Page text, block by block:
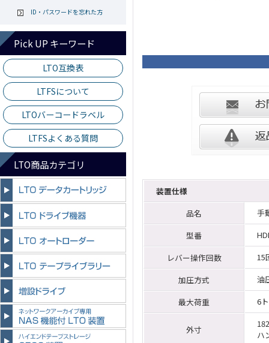
ID・パスワードを忘れた方
Pick UP キーワード
LTO互換表
LTFSについて
LTOバーコードラベル
LTFSよくある質問
LTO商品カテゴリ
装置仕様
品名
手
型番
レバー操作回数
15
加圧方式
油
最大荷重
6
外寸
ハ